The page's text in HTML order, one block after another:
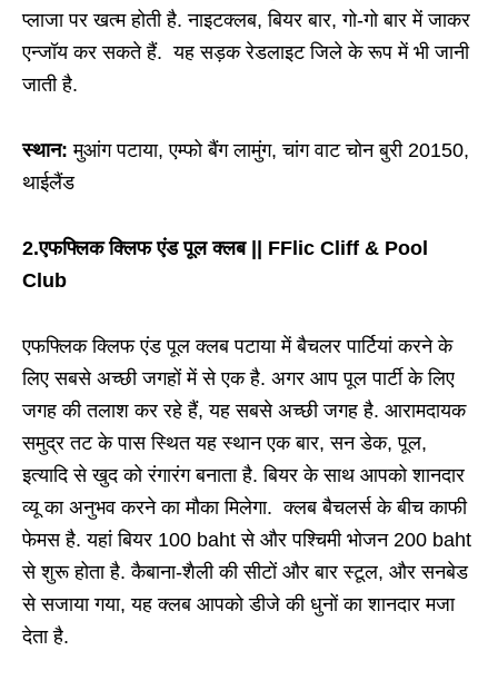
प्लाजा पर खत्म होती है. नाइटक्लब, बियर बार, गो-गो बार में जाकर
एन्जॉय कर सकते हैं. यह सड़क रेडलाइट जिले के रूप में भी जानी
जाती है.
स्थान: मुआंग पटाया, एम्फो बैंग लामुंग, चांग वाट चोन बुरी 20150,
थाईलैंड
2.एफफ्लिक क्लिफ एंड पूल क्लब || FFlic Cliff & Pool
Club
एफफ्लिक क्लिफ एंड पूल क्लब पटाया में बैचलर पार्टियां करने के
लिए सबसे अच्छी जगहों में से एक है. अगर आप पूल पार्टी के लिए
जगह की तलाश कर रहे हैं, यह सबसे अच्छी जगह है. आरामदायक
समुद्र तट के पास स्थित यह स्थान एक बार, सन डेक, पूल,
इत्यादि से खुद को रंगारंग बनाता है. बियर के साथ आपको शानदार
व्यू का अनुभव करने का मौका मिलेगा. क्लब बैचलर्स के बीच काफी
फेमस है. यहां बियर 100 baht से और पश्चिमी भोजन 200 baht
से शुरू होता है. कैबाना-शैली की सीटों और बार स्टूल, और सनबेड
से सजाया गया, यह क्लब आपको डीजे की धुनों का शानदार मजा
देता है.